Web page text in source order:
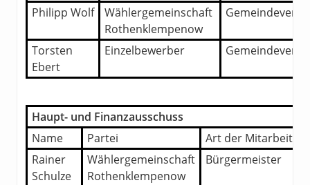
Philipp Wolf
Wählergemeinschaft
Rothenklempenow
Torsten
Ebert
Einzelbewerber
Haupt- und Finanzausschuss
Name
Partei
Art der Mitarbeit
Rainer
Schulze
Wählergemeinschaft
Rothenklempenow
Bürgermeister